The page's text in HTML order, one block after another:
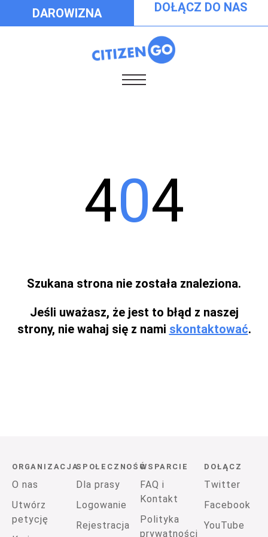
DAROWIZNA DOŁĄCZ DO NAS
404
Szukana strona nie została znaleziona.
Jeśli uważasz, że jest to błąd z naszej
strony, nie wahaj się z nami skontaktować.
ORGANIZACJA
O nas
Utwórz
petycję
SPOŁECZNOŚĆ
Dla prasy
Logowanie
Rejestracja
WSPARCIE
FAQ i
Kontakt
Polityka
prywatności
DOŁĄCZ
Twitter
Facebook
YouTube